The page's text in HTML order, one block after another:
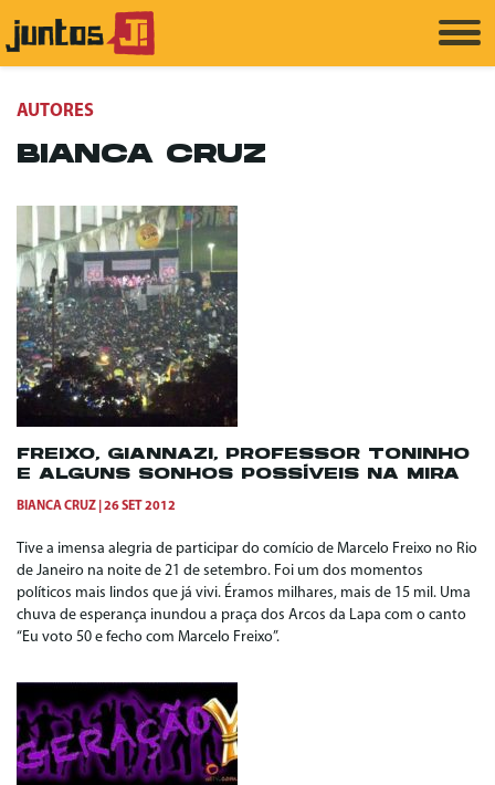
AUTORES
BIANCA CRUZ
FREIXO, GIANNAZI, PROFESSOR TONINHO
E ALGUNS SONHOS POSSÍVEIS NA MIRA
BIANCA CRUZ 26 SET 2012
Tive a imensa alegria de participar do comício de Marcelo Freixo no Rio
de Janeiro na noite de 21 de setembro. Foi um dos momentos
políticos mais lindos que já vivi. Éramos milhares, mais de 15 mil. Uma
chuva de esperança inundou a praça dos Arcos da Lapa com o canto
“Eu voto 50 e fecho com Marcelo Freixo”.